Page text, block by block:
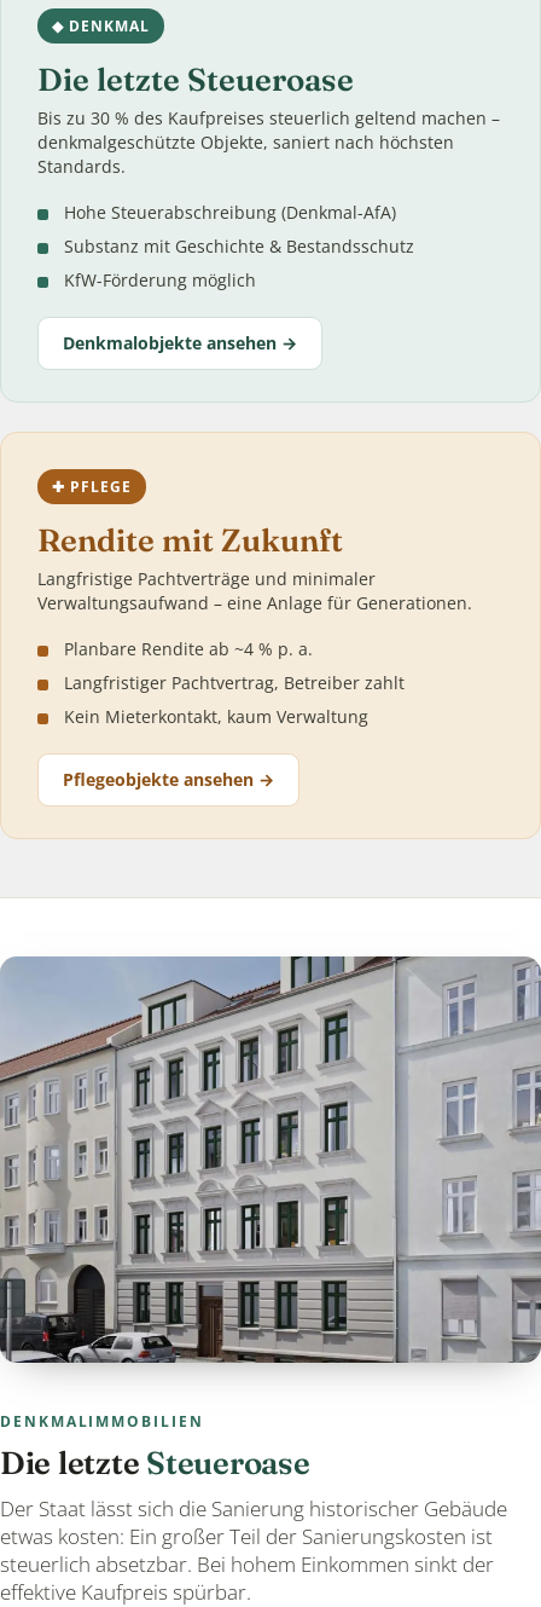
◆ DENKMAL
Die letzte Steueroase
Bis zu 30 % des Kaufpreises steuerlich geltend machen –
denkmalgeschützte Objekte, saniert nach höchsten
Standards.
Hohe Steuerabschreibung (Denkmal-AfA)
Substanz mit Geschichte & Bestandsschutz
KfW-Förderung möglich
Denkmalobjekte ansehen →
✚ PFLEGE
Rendite mit Zukunft
Langfristige Pachtverträge und minimaler
Verwaltungsaufwand – eine Anlage für Generationen.
Planbare Rendite ab ~4 % p. a.
Langfristiger Pachtvertrag, Betreiber zahlt
Kein Mieterkontakt, kaum Verwaltung
Pflegeobjekte ansehen →
DENKMALIMMOBILIEN
Die letzte Steueroase
Der Staat lässt sich die Sanierung historischer Gebäude
etwas kosten: Ein großer Teil der Sanierungskosten ist
steuerlich absetzbar. Bei hohem Einkommen sinkt der
effektive Kaufpreis spürbar.